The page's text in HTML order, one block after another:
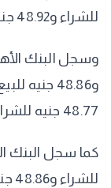
للشراء و48.92 جنيه للبيع.
و48.86
48.77 جنيه للشراء و48.87 جنيه للبيع.